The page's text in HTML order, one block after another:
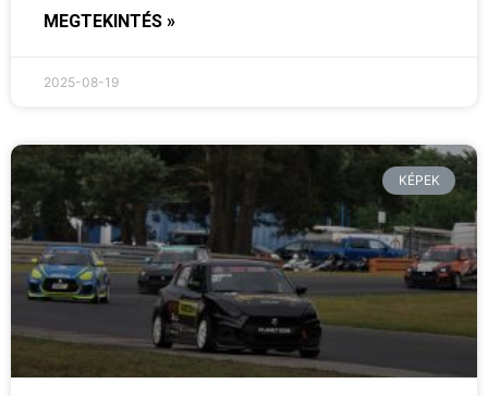
MEGTEKINTÉS »
2025-08-19
KÉPEK